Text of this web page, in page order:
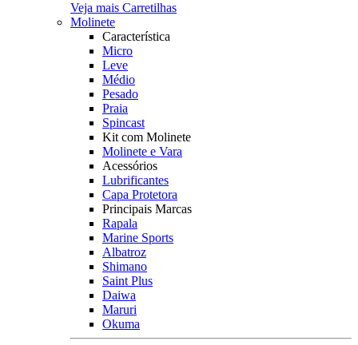
Veja mais Carretilhas
Molinete
Característica
Micro
Leve
Médio
Pesado
Praia
Spincast
Kit com Molinete
Molinete e Vara
Acessórios
Lubrificantes
Capa Protetora
Principais Marcas
Rapala
Marine Sports
Albatroz
Shimano
Saint Plus
Daiwa
Maruri
Okuma